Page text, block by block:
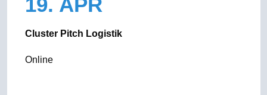
Cluster Pitch Logistik
Online